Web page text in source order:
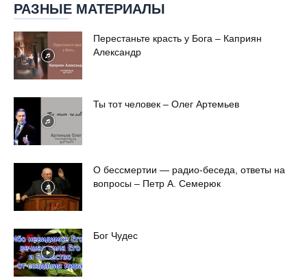
РАЗНЫЕ МАТЕРИАЛЫ
Перестаньте красть у Бога – Каприян
Александр
Ты тот человек – Олег Артемьев
О бессмертии — радио-беседа, ответы на
вопросы – Петр А. Семерюк
Бог Чудес